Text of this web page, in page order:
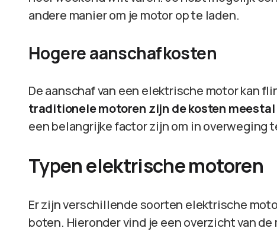
andere manier om je motor op te laden.
Hogere aanschafkosten
De aanschaf van een elektrische motor kan
traditionele motoren zijn de kosten meestal
een belangrijke factor zijn om in overweging
Typen elektrische motoren
Er zijn verschillende soorten elektrische
boten. Hieronder vind je een overzicht van